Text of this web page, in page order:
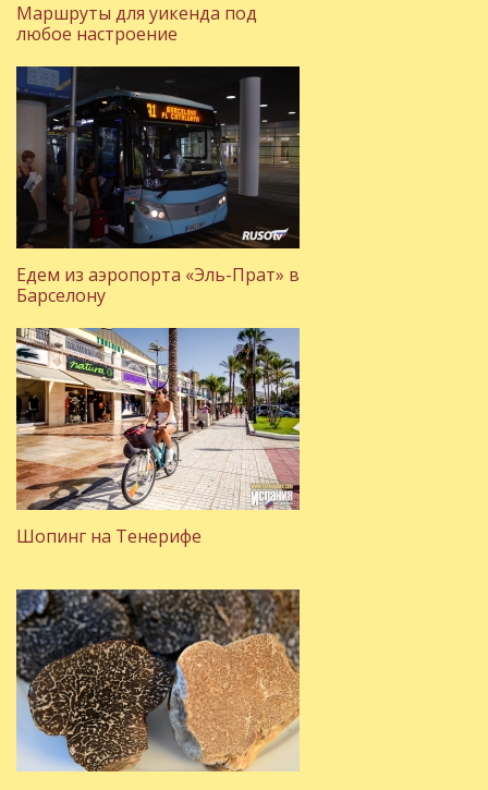
Маршруты для уикенда под
любое настроение
Едем из аэропорта «Эль-Прат» в
Барселону
Шопинг на Тенерифе